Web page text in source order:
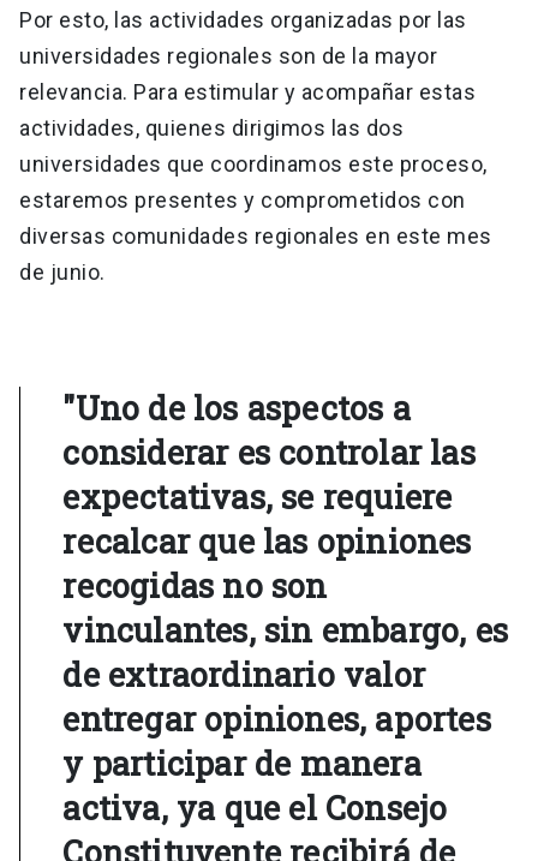
Por esto, las actividades organizadas por las
universidades regionales son de la mayor
relevancia. Para estimular y acompañar estas
actividades, quienes dirigimos las dos
universidades que coordinamos este proceso,
estaremos presentes y comprometidos con
diversas comunidades regionales en este mes
de junio.
"Uno de los aspectos a
considerar es controlar las
expectativas, se requiere
recalcar que las opiniones
recogidas no son
vinculantes, sin embargo, es
de extraordinario valor
entregar opiniones, aportes
y participar de manera
activa, ya que el Consejo
Constituyente recibirá de